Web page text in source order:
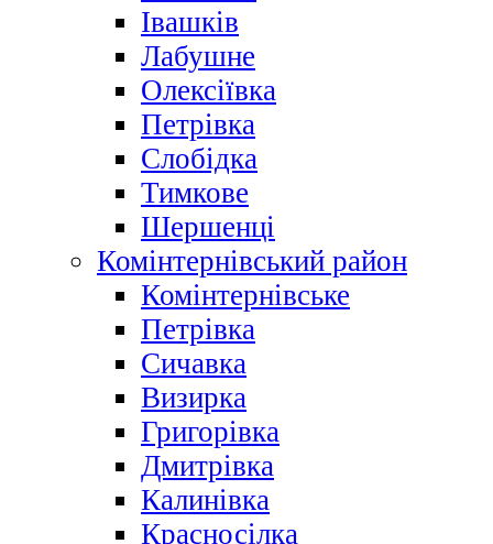
Івашків
Лабушне
Олексіївка
Петрівка
Слобідка
Тимкове
Шершенці
Комінтернівський район
Комінтернівське
Петрівка
Сичавка
Визирка
Григорівка
Дмитрівка
Калинівка
Красносілка